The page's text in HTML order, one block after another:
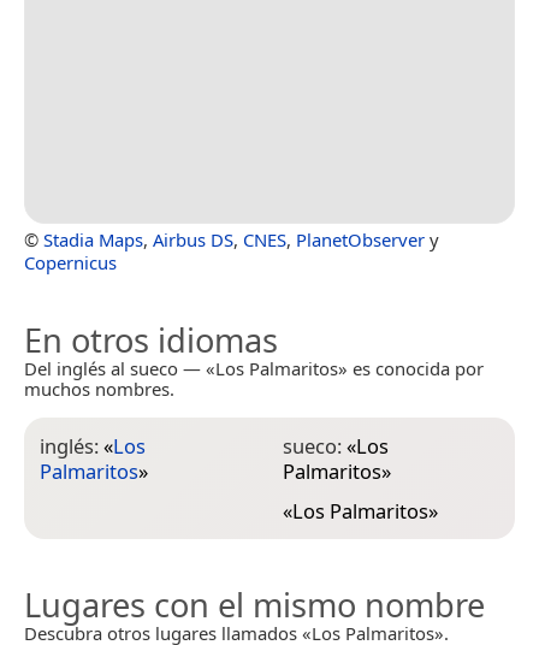
© Stadia Maps, Airbus DS, CNES, PlanetObserver y
Copernicus
En otros idiomas
Del inglés al sueco — «Los Palmaritos» es conocida por
muchos nombres.
inglés:«Los
Palmaritos»
sueco:«Los
Palmaritos»
«Los Palmaritos»
Lugares con el mismo nombre
Descubra otros lugares llamados «Los Palmaritos».